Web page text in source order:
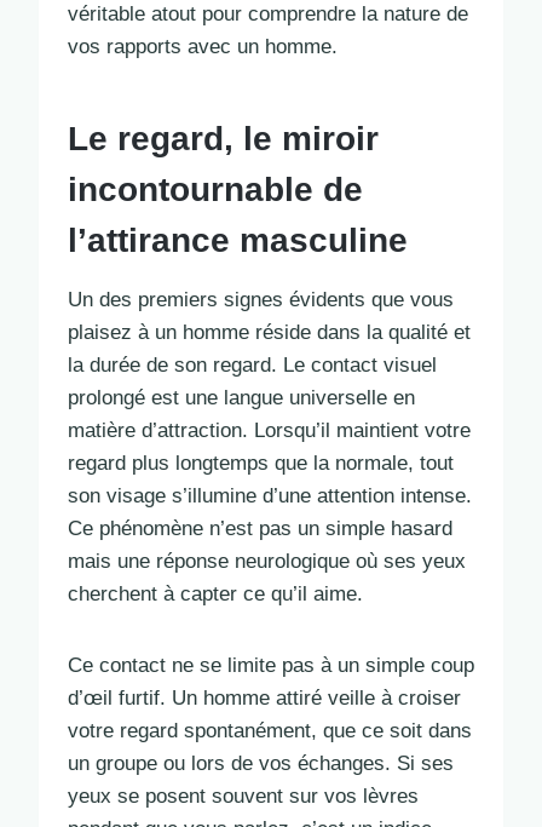
véritable atout pour comprendre la nature de
vos rapports avec un homme.
Le regard, le miroir
incontournable de
l’attirance masculine
Un des premiers signes évidents que vous
plaisez à un homme réside dans la qualité et
la durée de son regard. Le contact visuel
prolongé est une langue universelle en
matière d’attraction. Lorsqu’il maintient votre
regard plus longtemps que la normale, tout
son visage s’illumine d’une attention intense.
Ce phénomène n’est pas un simple hasard
mais une réponse neurologique où ses yeux
cherchent à capter ce qu’il aime.
Ce contact ne se limite pas à un simple coup
d’œil furtif. Un homme attiré veille à croiser
votre regard spontanément, que ce soit dans
un groupe ou lors de vos échanges. Si ses
yeux se posent souvent sur vos lèvres